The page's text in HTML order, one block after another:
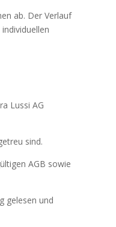
ab. Der Verlauf
Lussi AG
sind.
AGB sowie
gelesen und